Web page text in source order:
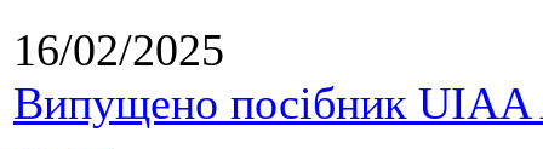
16/02/2025
Випущено посібник